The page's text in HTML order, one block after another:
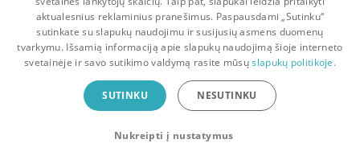
Pradinis Krepšelis Pokalbiai Pranešimai Paskyra
Bookswap programėlė
Mainykis knygomis dar patogiau!
Uždaryti
aktualesnius reklaminius pranešimus. Paspausdami „Sutinku“
sutinkate su slapukų naudojimu ir susijusių asmens duomenų
tvarkymu. Išsamią informaciją apie slapukų naudojimą šioje interneto
svetainėje ir savo sutikimo valdymą rasite mūsųslapukų politikoje.
SUTINKU NESUTINKU
Nukreipti į nustatymus